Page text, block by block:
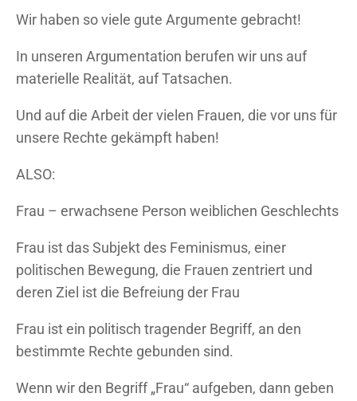
Wir haben so viele gute Argumente gebracht!
In unseren Argumentation berufen wir uns auf
materielle Realität, auf Tatsachen.
Und auf die Arbeit der vielen Frauen, die vor uns für
unsere Rechte gekämpft haben!
ALSO:
Frau – erwachsene Person weiblichen Geschlechts
Frau ist das Subjekt des Feminismus, einer
politischen Bewegung, die Frauen zentriert und
deren Ziel ist die Befreiung der Frau
Frau ist ein politisch tragender Begriff, an den
bestimmte Rechte gebunden sind.
Wenn wir den Begriff „Frau“ aufgeben, dann geben